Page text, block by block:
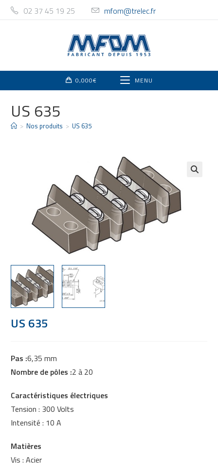
02 37 45 19 25 mfom@trelec.fr
0,000€ MENU
US 635
> Nos produits > US 635
US 635
Pas :6,35 mm
Nombre de pôles :2 à 20
Caractéristiques électriques
Tension : 300 Volts
Intensité : 10 A
Matières
Vis : Acier